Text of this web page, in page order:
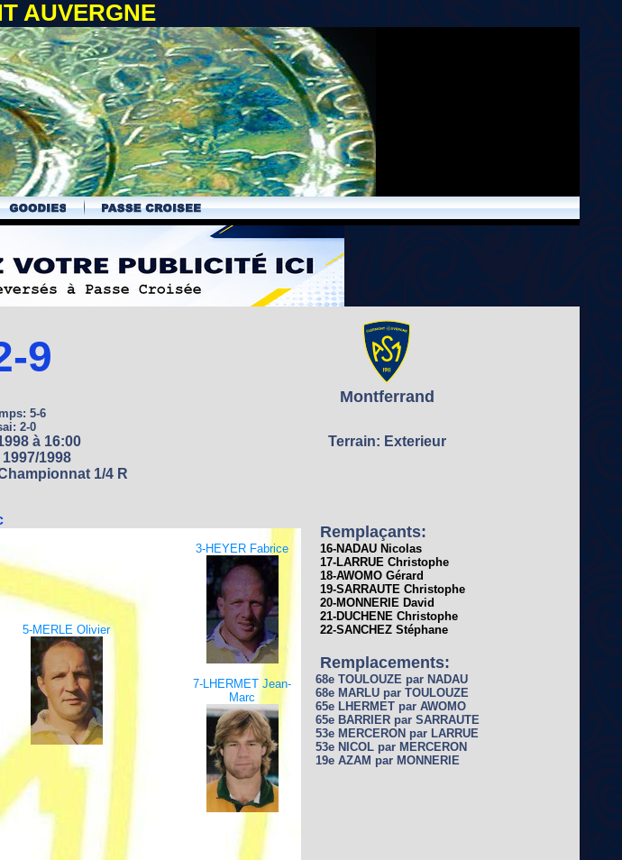
AUVERGNE
9
Montferrand
5-6
2-0
à 16:00
Terrain: Exterieur
1998
1/4 R
3-HEYER Fabrice
5-MERLE Olivier
7-LHERMET Jean-
Marc
Remplaçants:
16-NADAU Nicolas
17-LARRUE Christophe
18-AWOMO Gérard
19-SARRAUTE Christophe
20-MONNERIE David
21-DUCHENE Christophe
22-SANCHEZ Stéphane
Remplacements:
68e TOULOUZE par NADAU
68e MARLU par TOULOUZE
65e LHERMET par AWOMO
65e BARRIER par SARRAUTE
53e MERCERON par LARRUE
53e NICOL par MERCERON
19e AZAM par MONNERIE